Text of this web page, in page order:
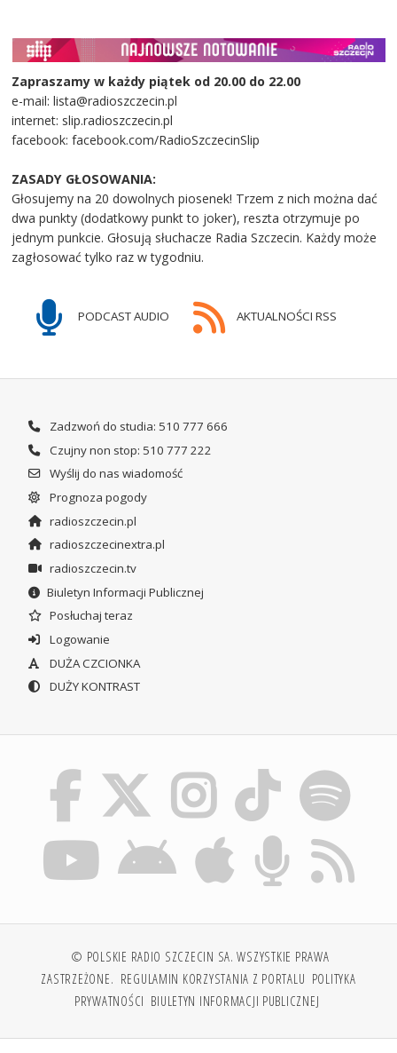
Zapraszamy w każdy piątek od 20.00 do 22.00
e-mail: lista@radioszczecin.pl
internet: slip.radioszczecin.pl
facebook: facebook.com/RadioSzczecinSlip
ZASADY GŁOSOWANIA:
Głosujemy na 20 dowolnych piosenek! Trzem z nich można dać
dwa punkty (dodatkowy punkt to joker), reszta otrzymuje po
jednym punkcie. Głosują słuchacze Radia Szczecin. Każdy może
zagłosować tylko raz w tygodniu.
PODCAST AUDIO AKTUALNOŚCI RSS
Zadzwoń do studia: 510 777 666
Czujny non stop: 510 777 222
Wyślij do nas wiadomość
Prognoza pogody
radioszczecin.pl
radioszczecinextra.pl
radioszczecin.tv
Biuletyn Informacji Publicznej
Posłuchaj teraz
Logowanie
DUŻA CZCIONKA
DUŻY KONTRAST
© POLSKIE RADIO SZCZECIN SA. WSZYSTKIE PRAWA
ZASTRZEŻONE. REGULAMIN KORZYSTANIA Z PORTALU POLITYKA
PRYWATNOŚCI BIULETYN INFORMACJI PUBLICZNEJ